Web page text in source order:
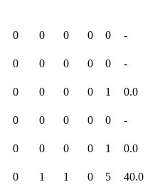
0 0 0 0 0 -
0 0 0 0 0 -
0 0 0 0 1 0.0
0 0 0 0 0 -
0 0 0 0 1 0.0
0 1 1 0 5 40.0